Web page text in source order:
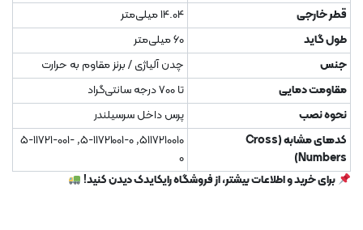
قطر خارجی
14.04 میلی‌متر
طول گاید
60 میلی‌متر
جنس
چدن آلیاژی / برنز مقاوم به حرارت
مقاومت دمایی
تا 700 درجه سانتی‌گراد
نحوه نصب
پرس داخل سرسیلندر
کدهای مشابه (Cross
Numbers)
5117210010, 5-11721001-0, 5-11721-001-
0
برای خرید و اطلاعات بیشتر، از فروشگاه رایکایدک دیدن کنید!